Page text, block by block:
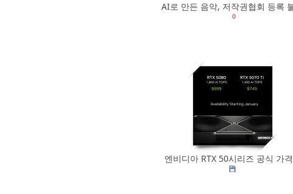
AI로 만든 음악, 저작권협회 등록
0
엔비디아 RTX 50시리즈 공식 가격